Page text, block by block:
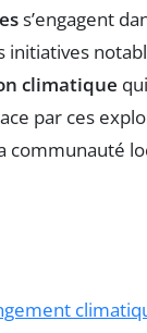
s’engagent
initiatives
climatique
par ces
communauté